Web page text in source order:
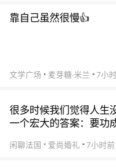
靠自己虽然很慢👍
文学广场 麦芽糖·米兰 7小
很多时候我们觉得人生
一个宏大的答案：要功
闲聊法国 爱尚婚礼 7小时前